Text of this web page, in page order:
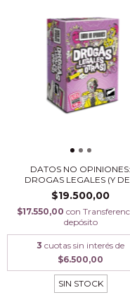
DATOS NO OPINIONES:
DROGAS LEGALES (Y
$19.500,00
$17.550,00 con
depósito
3 cuotas sin interés de
$6.500,00
SIN STOCK